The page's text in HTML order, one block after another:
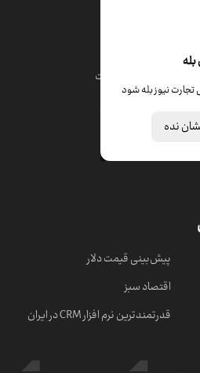
تجارت نیوز بله شود
نده
قیمت درهم امارات
پیش‌بینی قیمت دلار
اقتصاد سبز
قدرتمندترین نرم‌ افزار CRM در ایران